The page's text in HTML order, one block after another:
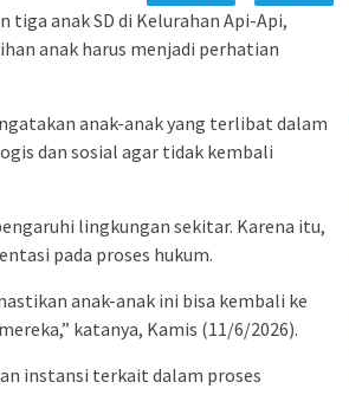
tiga anak SD di Kelurahan Api-Api,
anak harus menjadi perhatian
anak-anak yang terlibat dalam
dan sosial agar tidak kembali
lingkungan sekitar. Karena itu,
pada proses hukum.
anak-anak ini bisa kembali ke
katanya, Kamis (11/6/2026).
instansi terkait dalam proses